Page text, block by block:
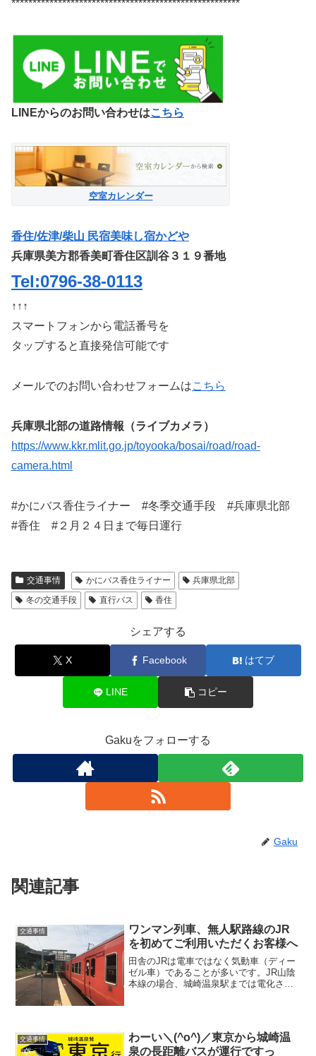
******************************************************
LINEからのお問い合わせはこちら
空室カレンダー
香住/佐津/柴山 民宿美味し宿かどや
兵庫県美方郡香美町香住区訓谷３１９番地
Tel:0796-38-0113
↑↑↑
スマートフォンから電話番号を
タップすると直接発信可能です
メールでのお問い合わせフォームはこちら
兵庫県北部の道路情報（ライブカメラ）
https://www.kkr.mlit.go.jp/toyooka/bosai/road/road-
camera.html
#かにバス香住ライナー #冬季交通手段 #兵庫県北部
#香住 #２月２４日まで毎日運行
交通事情 かにバス香住ライナー
兵庫県北部
冬の交通手段
直行バス 香住
シェアする
X Facebook はてブ
LINE コピー
Gakuをフォローする
Gaku
関連記事
交通事情
ワンマン列車、無人駅路線のJR
を初めてご利用いただくお客様へ
田舎のJRは電車ではなく気動車（ディー
ゼル車）であることが多いです。JR山陰
本線の場合、城崎温泉駅までは電化され
交通事情
わーい＼(^o^)／東京から城崎温
泉の長距離バスが運行ですっ